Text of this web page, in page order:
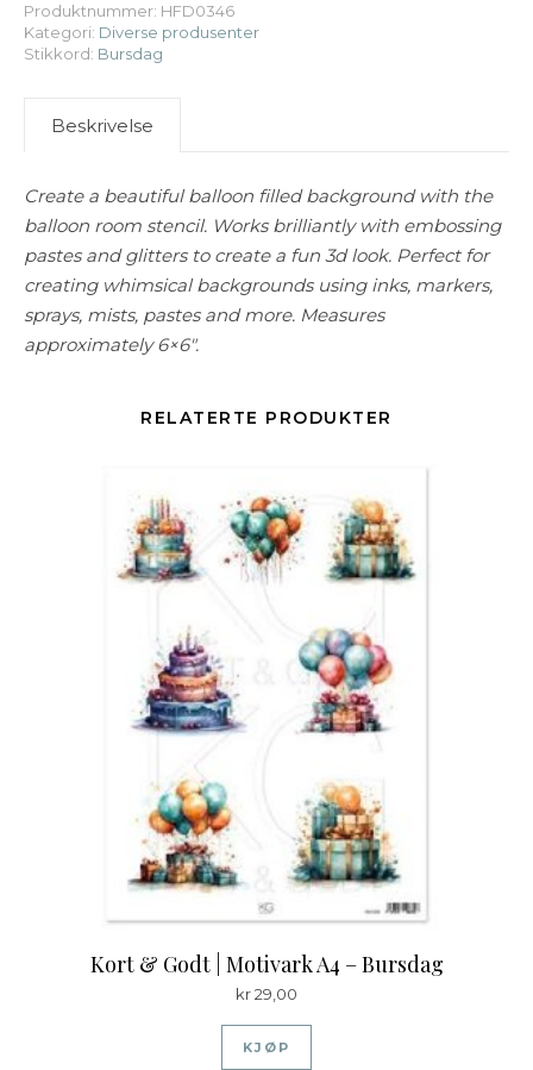
Produktnummer: HFD0346
Kategori: Diverse produsenter
Stikkord: Bursdag
Beskrivelse
Create a beautiful balloon filled background with the
balloon room stencil. Works brilliantly with embossing
pastes and glitters to create a fun 3d look. Perfect for
creating whimsical backgrounds using inks, markers,
sprays, mists, pastes and more. Measures
approximately 6×6″.
RELATERTE PRODUKTER
Kort & Godt | Motivark A4 – Bursdag
kr29,00
KJØP